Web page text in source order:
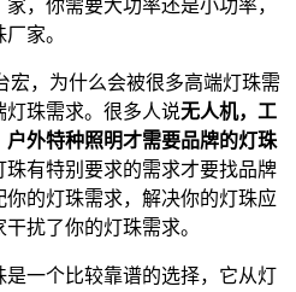
，你需要大功率还是小功率，
家。
宏，为什么会被很多高端灯珠需
灯珠需求。很多人说无人机，工
户外特种照明才需要品牌的灯珠
珠有特别要求的需求才要找品牌
的灯珠需求，解决你的灯珠应
扰了你的灯珠需求。
是一个比较靠谱的选择，它从灯